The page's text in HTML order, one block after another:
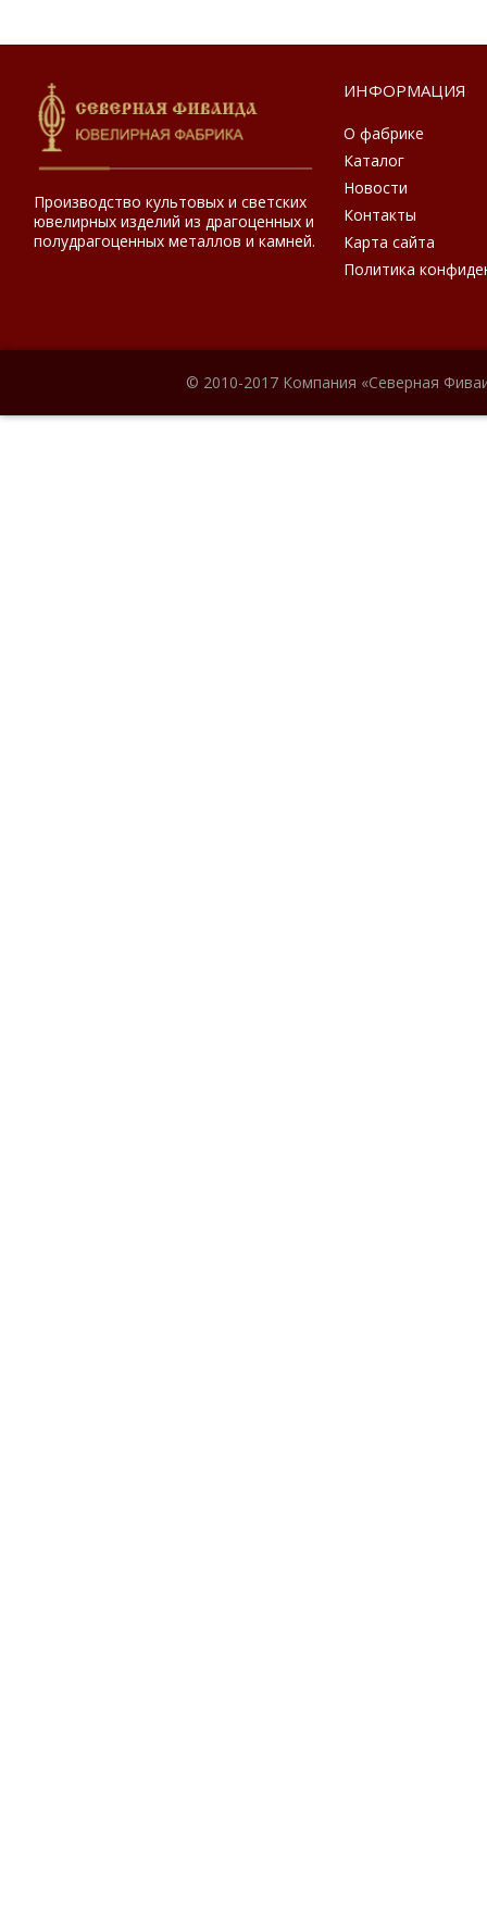
Производство культовых и светских
ювелирных изделий из драгоценных и
полудрагоценных металлов и камней.
ИНФОРМАЦИЯ
О фабрике
Каталог
Новости
Контакты
Карта сайта
Политика
© 2010-2017 Компания «Северная